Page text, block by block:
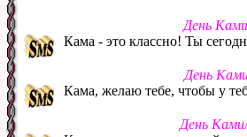
День
Кама - это классно! Ты
День
Кама, желаю тебе, чтобы у
День